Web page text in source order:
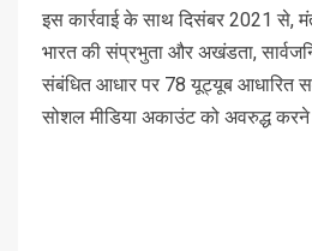
इस कार्रवाई के साथ दिसंबर 2021 से,
भारत की संप्रभुता और अखंडता,
संबंधित आधार पर 78 यूट्यूब आधारित
सोशल मीडिया अकाउंट को अवरुद्ध करने